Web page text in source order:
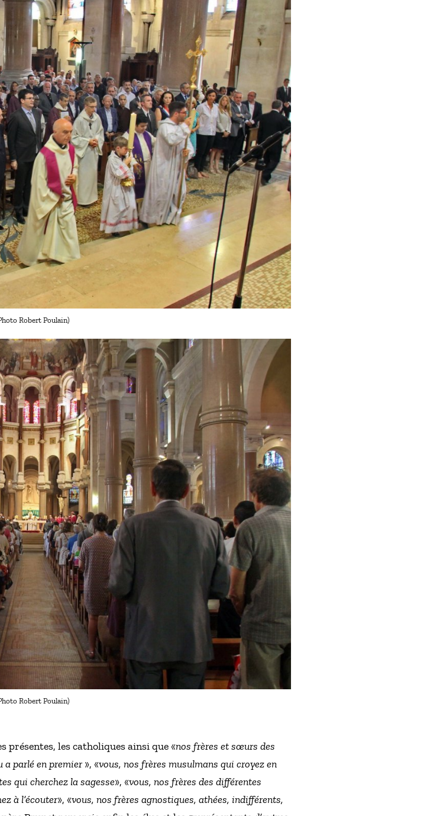
Robert Poulain)
Robert Poulain)
présentes, les catholiques ainsi que «nos frères et sœurs des
a parlé en premier», «vous, nos frères musulmans qui croyez en
qui cherchez la sagesse», «vous, nos frères des différentes
à l’écouter», «vous, nos frères agnostiques, athées, indifférents,